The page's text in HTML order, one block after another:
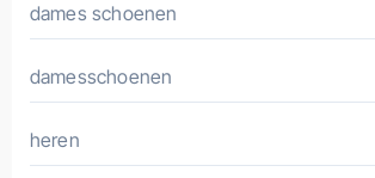
dames schoenen
damesschoenen
heren